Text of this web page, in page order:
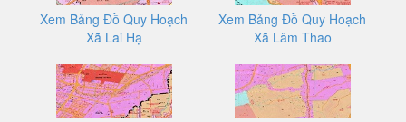
Xem Bảng Đồ Quy Hoạch
Xã Lai Hạ
Xem Bảng Đồ Quy Hoạch
Xã Lâm Thao